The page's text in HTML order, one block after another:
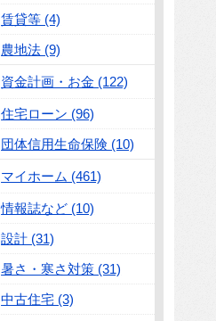
賃貸等 (4)
農地法 (9)
資金計画・お金 (122)
住宅ローン (96)
団体信用生命保険 (10)
マイホーム (461)
情報誌など (10)
設計 (31)
暑さ・寒さ対策 (31)
中古住宅 (3)